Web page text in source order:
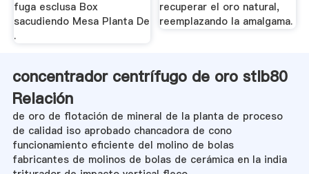
fuga esclusa Box
sacudiendo Mesa Planta De
.
recuperar el oro natural,
reemplazando la amalgama.
concentrador centrífugo de oro stlb80
Relación
de oro de flotación de mineral de la planta de proceso
de calidad iso aprobado chancadora de cono
funcionamiento eficiente del molino de bolas
fabricantes de molinos de bolas de cerámica en la india